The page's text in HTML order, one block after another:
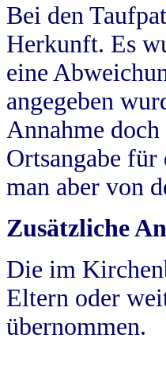
Bei den
Herkunft. Es
eine
angegeben
Annahme
Ortsangabe für
man aber von
Zusätzliche
Die im
Eltern oder
übernommen.